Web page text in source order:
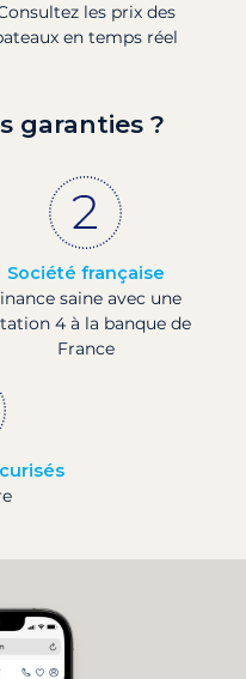
les prix des
en temps réel
garanties ?
Société française
saine avec une
4 à la banque de
France